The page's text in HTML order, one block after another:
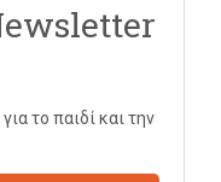
το παιδί και την